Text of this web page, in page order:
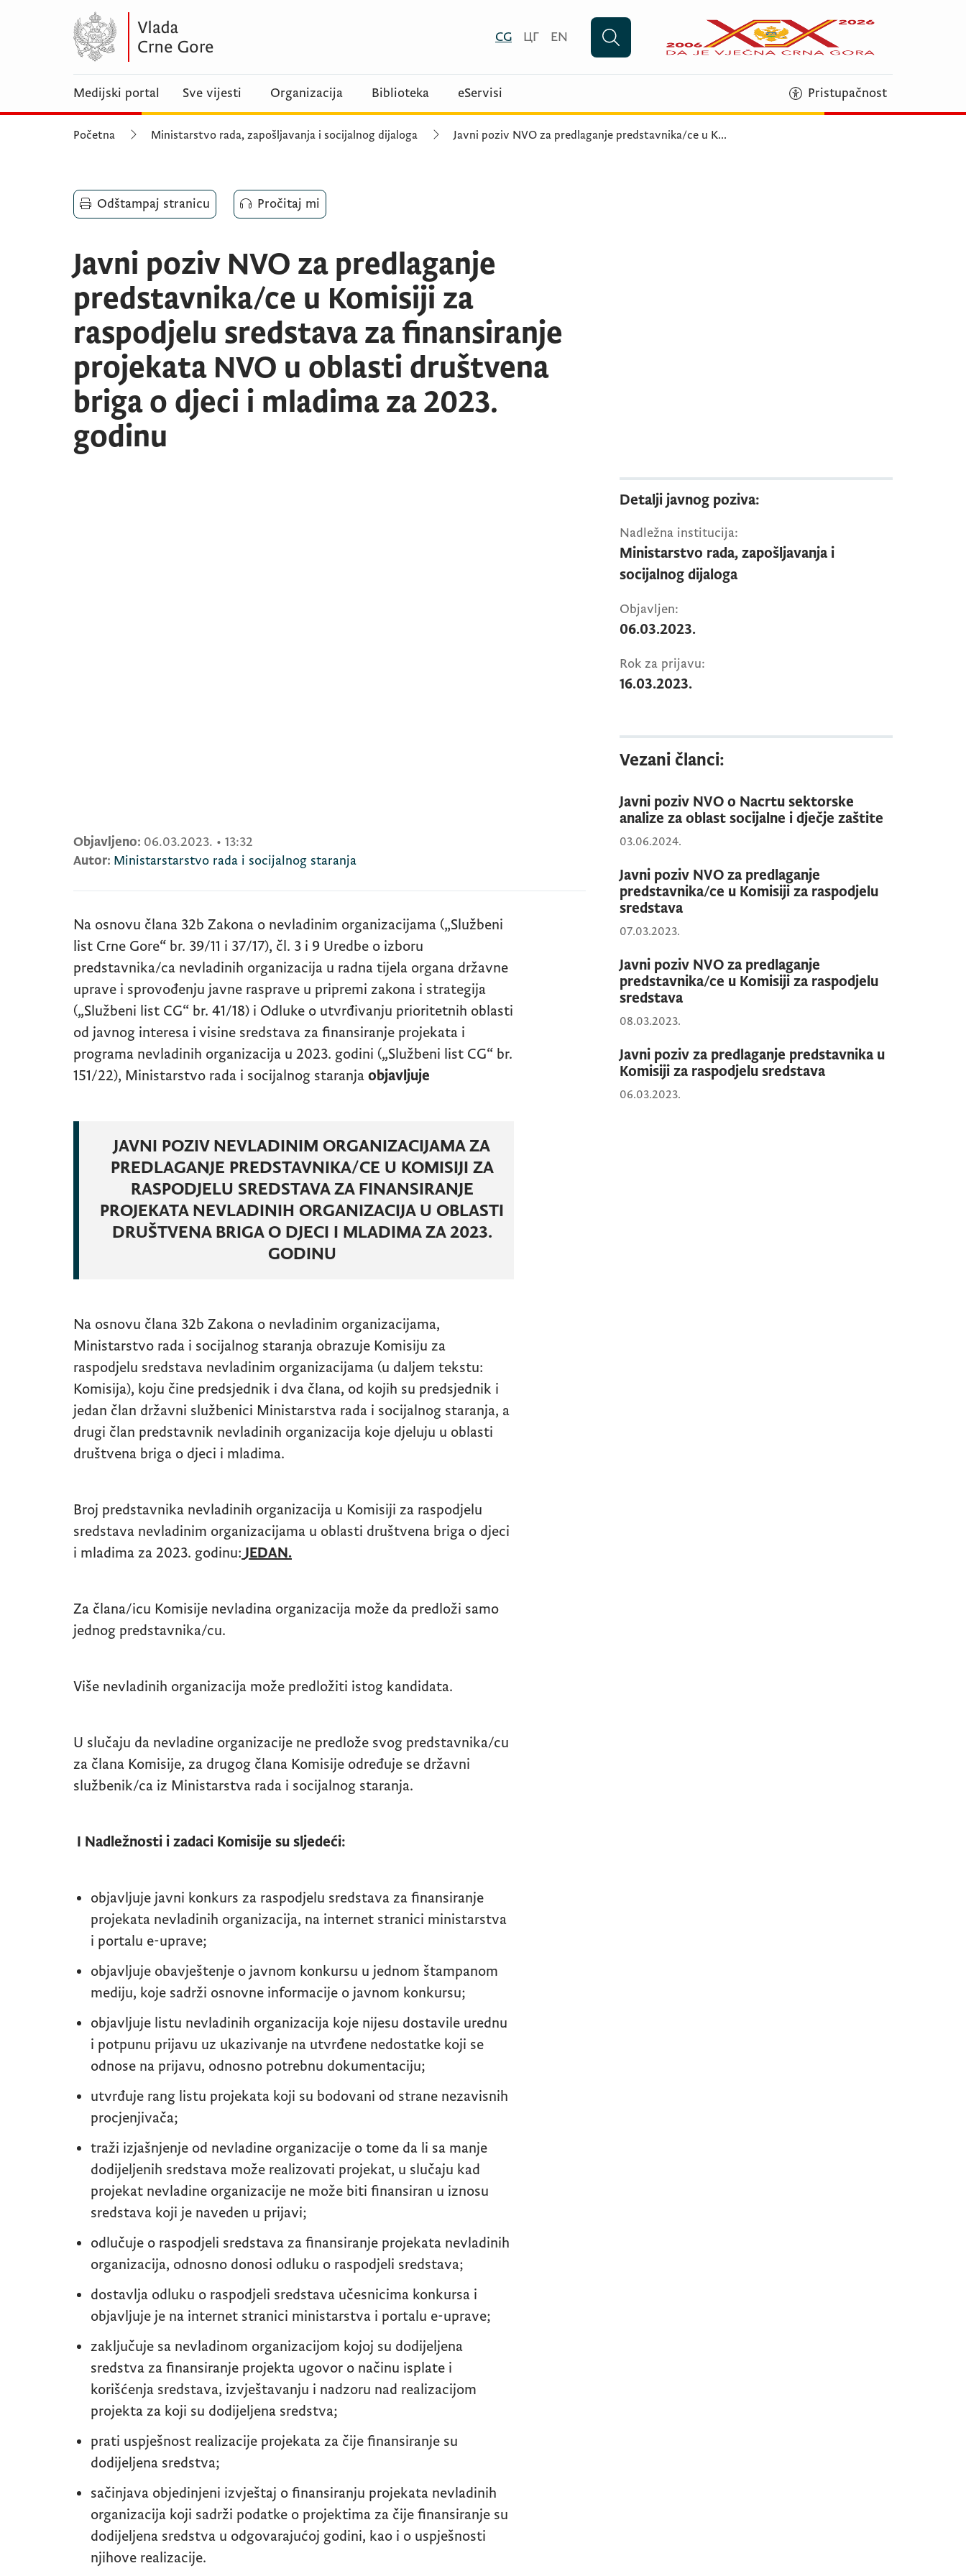
CG ЦГ EN
Medijski portal Sve vijesti Organizacija Biblioteka eServisi Pristupačnost
Početna Ministarstvo rada, zapošljavanja i socijalnog dijaloga Javni poziv NVO za predlaganje predstavnika/ce u K...
Odštampaj stranicu Pročitaj mi
Javni poziv NVO za predlaganje
predstavnika/ce u Komisiji za
raspodjelu sredstava za finansiranje
projekata NVO u oblasti društvena
briga o djeci i mladima za 2023.
godinu
Objavljeno: 06.03.2023. • 13:32
Autor: Ministarstarstvo rada i socijalnog staranja
Na osnovu člana 32b Zakona o nevladinim organizacijama („Službeni
list Crne Gore“ br. 39/11 i 37/17), čl. 3 i 9 Uredbe o izboru
predstavnika/ca nevladinih organizacija u radna tijela organa državne
uprave i sprovođenju javne rasprave u pripremi zakona i strategija
(„Službeni list CG“ br. 41/18) i Odluke o utvrđivanju prioritetnih oblasti
od javnog interesa i visine sredstava za finansiranje projekata i
programa nevladinih organizacija u 2023. godini („Službeni list CG“ br.
151/22), Ministarstvo rada i socijalnog staranja objavljuje
JAVNI POZIV NEVLADINIM ORGANIZACIJAMA ZA
PREDLAGANJE PREDSTAVNIKA/CE U KOMISIJI ZA
RASPODJELU SREDSTAVA ZA FINANSIRANJE
PROJEKATA NEVLADINIH ORGANIZACIJA U OBLASTI
DRUŠTVENA BRIGA O DJECI I MLADIMA ZA 2023.
GODINU
Na osnovu člana 32b Zakona o nevladinim organizacijama,
Ministarstvo rada i socijalnog staranja obrazuje Komisiju za
raspodjelu sredstava nevladinim organizacijama (u daljem tekstu:
Komisija), koju čine predsjednik i dva člana, od kojih su predsjednik i
jedan član državni službenici Ministarstva rada i socijalnog staranja, a
drugi član predstavnik nevladinih organizacija koje djeluju u oblasti
društvena briga o djeci i mladima.
Broj predstavnika nevladinih organizacija u Komisiji za raspodjelu
sredstava nevladinim organizacijama u oblasti društvena briga o djeci
i mladima za 2023. godinu: JEDAN.
Za člana/icu Komisije nevladina organizacija može da predloži samo
jednog predstavnika/cu.
Više nevladinih organizacija može predložiti istog kandidata.
U slučaju da nevladine organizacije ne predlože svog predstavnika/cu
za člana Komisije, za drugog člana Komisije određuje se državni
službenik/ca iz Ministarstva rada i socijalnog staranja.
I Nadležnosti i zadaci Komisije su sljedeći:
objavljuje javni konkurs za raspodjelu sredstava za finansiranje
projekata nevladinih organizacija, na internet stranici ministarstva
i portalu e-uprave;
objavljuje obavještenje o javnom konkursu u jednom štampanom
mediju, koje sadrži osnovne informacije o javnom konkursu;
objavljuje listu nevladinih organizacija koje nijesu dostavile urednu
i potpunu prijavu uz ukazivanje na utvrđene nedostatke koji se
odnose na prijavu, odnosno potrebnu dokumentaciju;
utvrđuje rang listu projekata koji su bodovani od strane nezavisnih
procjenjivača;
traži izjašnjenje od nevladine organizacije o tome da li sa manje
dodijeljenih sredstava može realizovati projekat, u slučaju kad
projekat nevladine organizacije ne može biti finansiran u iznosu
sredstava koji je naveden u prijavi;
odlučuje o raspodjeli sredstava za finansiranje projekata nevladinih
organizacija, odnosno donosi odluku o raspodjeli sredstava;
dostavlja odluku o raspodjeli sredstava učesnicima konkursa i
objavljuje je na internet stranici ministarstva i portalu e-uprave;
zaključuje sa nevladinom organizacijom kojoj su dodijeljena
sredstva za finansiranje projekta ugovor o načinu isplate i
korišćenja sredstava, izvještavanju i nadzoru nad realizacijom
projekta za koji su dodijeljena sredstva;
prati uspješnost realizacije projekata za čije finansiranje su
dodijeljena sredstva;
sačinjava objedinjeni izvještaj o finansiranju projekata nevladinih
organizacija koji sadrži podatke o projektima za čije finansiranje su
dodijeljena sredstva u odgovarajućoj godini, kao i o uspješnosti
njihove realizacije.
Detalji javnog poziva:
Nadležna institucija:
Ministarstvo rada, zapošljavanja i
socijalnog dijaloga
Objavljen:
06.03.2023.
Rok za prijavu:
16.03.2023.
Vezani članci:
Javni poziv NVO o Nacrtu sektorske
analize za oblast socijalne i dječje zaštite
03.06.2024.
Javni poziv NVO za predlaganje
predstavnika/ce u Komisiji za raspodjelu
sredstava
07.03.2023.
Javni poziv NVO za predlaganje
predstavnika/ce u Komisiji za raspodjelu
sredstava
08.03.2023.
Javni poziv za predlaganje predstavnika u
Komisiji za raspodjelu sredstava
06.03.2023.